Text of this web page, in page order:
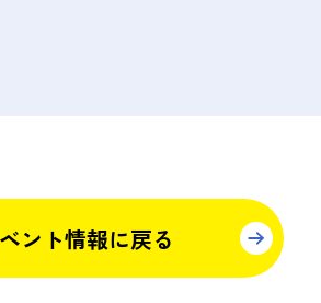
ント情報に戻る